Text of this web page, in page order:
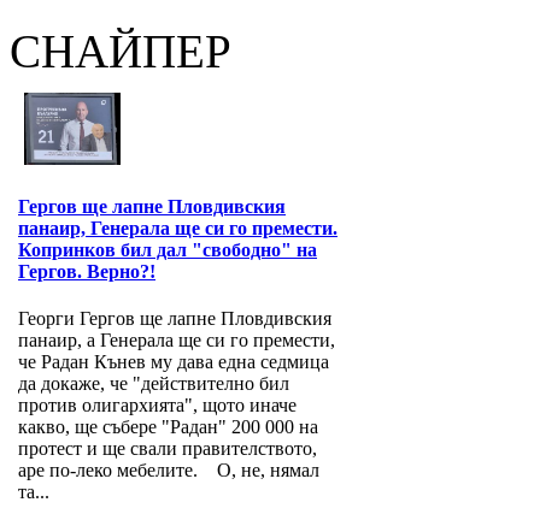
СНАЙПЕР
Гергов ще лапне Пловдивския
панаир, Генерала ще си го премести.
Копринков бил дал "свободно" на
Гергов. Верно?!
Георги Гергов ще лапне Пловдивския
панаир, а Генерала ще си го премести,
че Радан Кънев му дава една седмица
да докаже, че "действително бил
против олигархията", щото иначе
какво, ще събере "Радан" 200 000 на
протест и ще свали правителството,
аре по-леко мебелите. О, не, нямал
та...